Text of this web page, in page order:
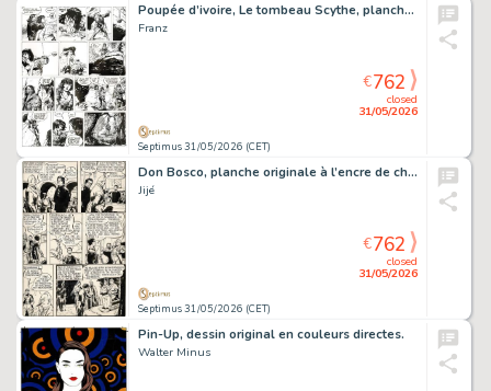
Poupée d’ivoire, Le tombeau Scythe, planche originale à l’encre de chine.
Franz
Septimus 31/05/2026 (CET)
closed
31/05/2026
€762
Don Bosco, planche originale à l’encre de chine.
Jijé
Septimus 31/05/2026 (CET)
closed
31/05/2026
€762
Pin-Up, dessin original en couleurs directes.
Walter Minus